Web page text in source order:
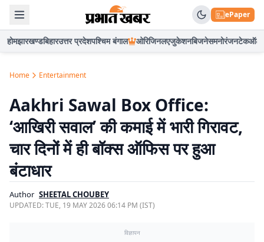
ePaper
होमझारखण्डबिहारउत्तर प्रदेशपश्चिम बंगाल ओरिजिनलएजुकेशनबिजनेसमनोरंजनटेकऑटो
Home Entertainment
Aakhri Sawal Box Office:
‘आखिरी सवाल’ की कमाई में भारी गिरावट,
चार दिनों में ही बॉक्स ऑफिस पर हुआ
बंटाधार
Author SHEETAL CHOUBEY
UPDATED:TUE, 19 MAY 2026 06:14 PM (IST)
विज्ञापन